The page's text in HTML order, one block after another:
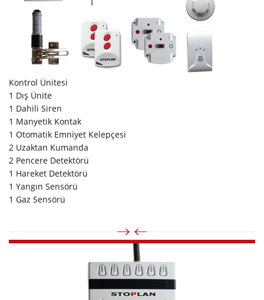
Kontrol Ünitesi
1 Dış Ünite
1 Dahili Siren
1 Manyetik Kontak
1 Otomatik Emniyet Kelepçesi
2 Uzaktan Kumanda
2 Pencere Detektörü
1 Hareket Detektörü
1 Yangın Sensörü
1 Gaz Sensörü